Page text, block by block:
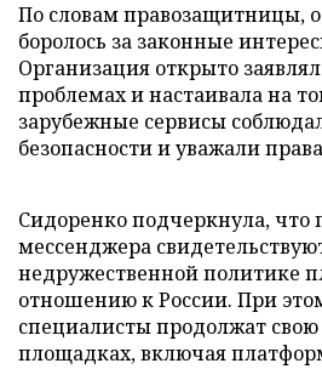
По словам правозащитницы,
боролось за законные
Организация открыто
проблемах и настаивала на
зарубежные сервисы
безопасности и уважали
Сидоренко подчеркнула, что
мессенджера
недружественной политике
отношению к России. При
специалисты продолжат свою
площадках, включая